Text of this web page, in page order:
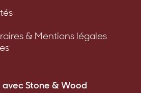
& Mentions légales
Stone & Wood